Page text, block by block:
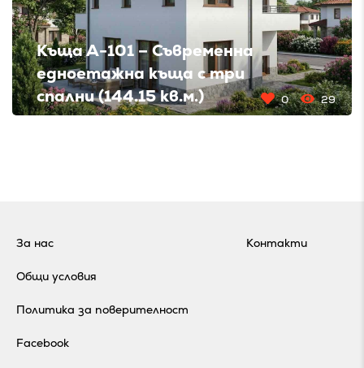
Къща А-101 – Съвременна
едноетажна къща с три
спални (144.15 кв.м.)
0 29
За нас
Общи условия
Политика за поверителност
Контакти
Facebook